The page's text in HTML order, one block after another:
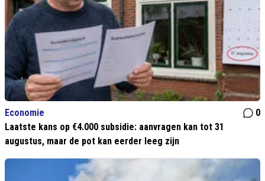
Economie
0
Laatste kans op €4.000 subsidie: aanvragen kan tot 31
augustus, maar de pot kan eerder leeg zijn